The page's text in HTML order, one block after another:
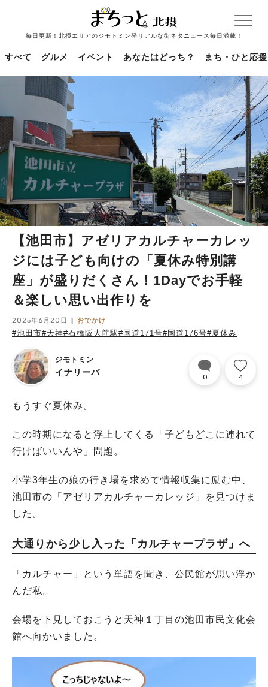
毎日更新！北摂エリアのジモトミン発リアルな街ネタニュース毎日満載！
すべて グルメ イベント あなたはどっち？ まち・ひと応援
【池田市】アゼリアカルチャーカレッ
ジには子ども向けの「夏休み特別講
座」が盛りだくさん！1Dayでお手軽
＆楽しい思い出作りを
2025年6月20日 おでかけ
#池田市#天神#石橋阪大前駅#国道171号#国道176号#夏休み
ジモトミン
イナリーバ 0 4
もうすぐ夏休み。
この時期になると浮上してくる「子どもどこに連れて
行けばいいんや」問題。
小学3年生の娘の行き場を求めて情報収集に励む中、
池田市の「アゼリアカルチャーカレッジ」を見つけま
した。
大通りから少し入った「カルチャープラザ」へ
「カルチャー」という単語を聞き、公民館が思い浮か
んだ私。
会場を下見しておこうと天神１丁目の池田市民文化会
館へ向かいました。